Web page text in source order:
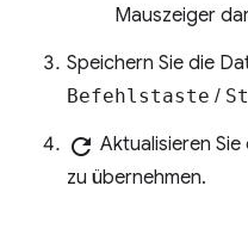
Mauszeiger
Speichern Sie die
Befehlstaste /
refresh Aktualisieren
zu übernehmen.